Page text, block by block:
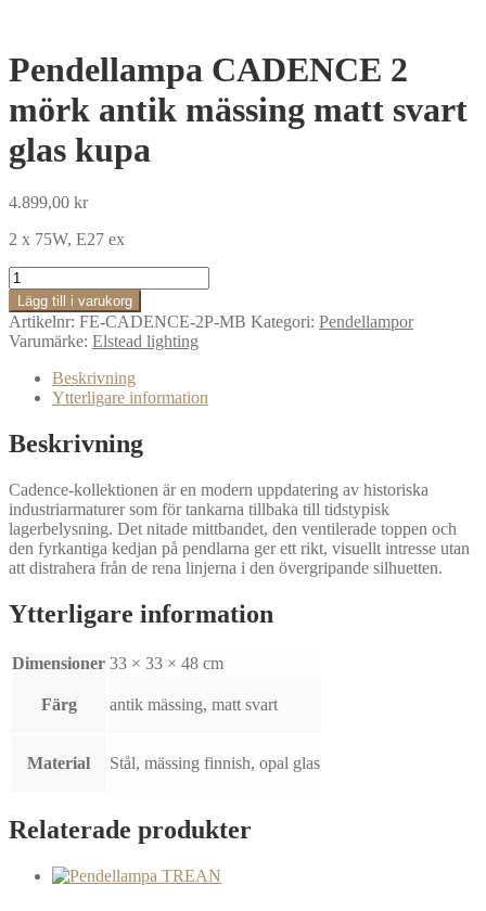
Pendellampa CADENCE 2
mörk antik mässing matt svart
glas kupa
4.899,00 kr
2 x 75W, E27 ex
Pendellampa
CADENCE
2
mörk
antik
mässing
matt
glas
kupa
Lägg till i varukorg
Artikelnr: FE-CADENCE-2P-MB Kategori: Pendellampor
Varumärke: Elstead lighting
Beskrivning
Ytterligare information
Beskrivning
Cadence-kollektionen är en modern uppdatering av historiska
industriarmaturer som för tankarna tillbaka till tidstypisk
lagerbelysning. Det nitade mittbandet, den ventilerade toppen och
den fyrkantiga kedjan på pendlarna ger ett rikt, visuellt intresse utan
att distrahera från de rena linjerna i den övergripande silhuetten.
Ytterligare information
Dimensioner 33 × 33 × 48 cm
Färg antik mässing, matt svart
Material Stål, mässing finnish, opal glas
Relaterade produkter